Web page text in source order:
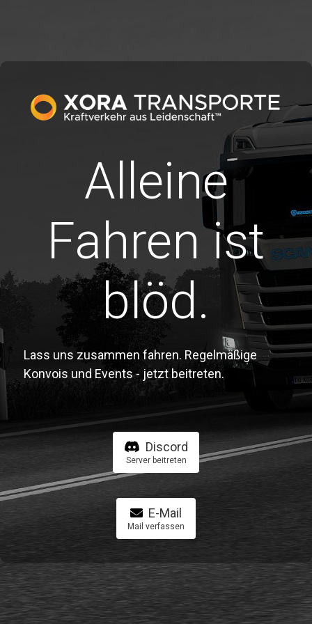
Alleine
Fahren ist
blöd.
Lass uns zusammen fahren. Regelmäßige
Konvois und Events - jetzt beitreten.
Discord
Server beitreten
E-Mail
Mail verfassen